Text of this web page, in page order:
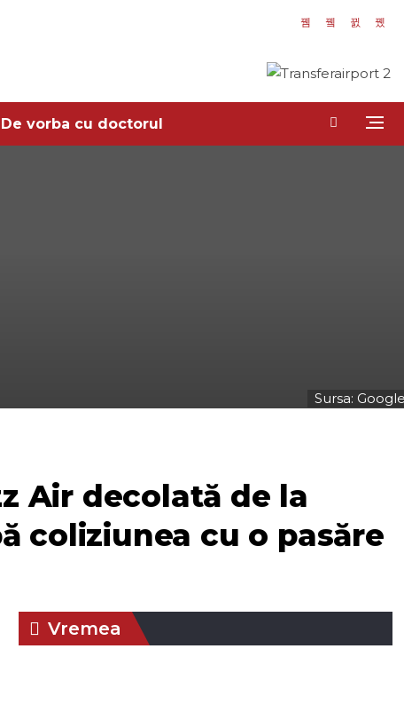
De vorba cu doctorul
Air decolată de la
coliziunea cu o pasăre
Sursa:
Vremea